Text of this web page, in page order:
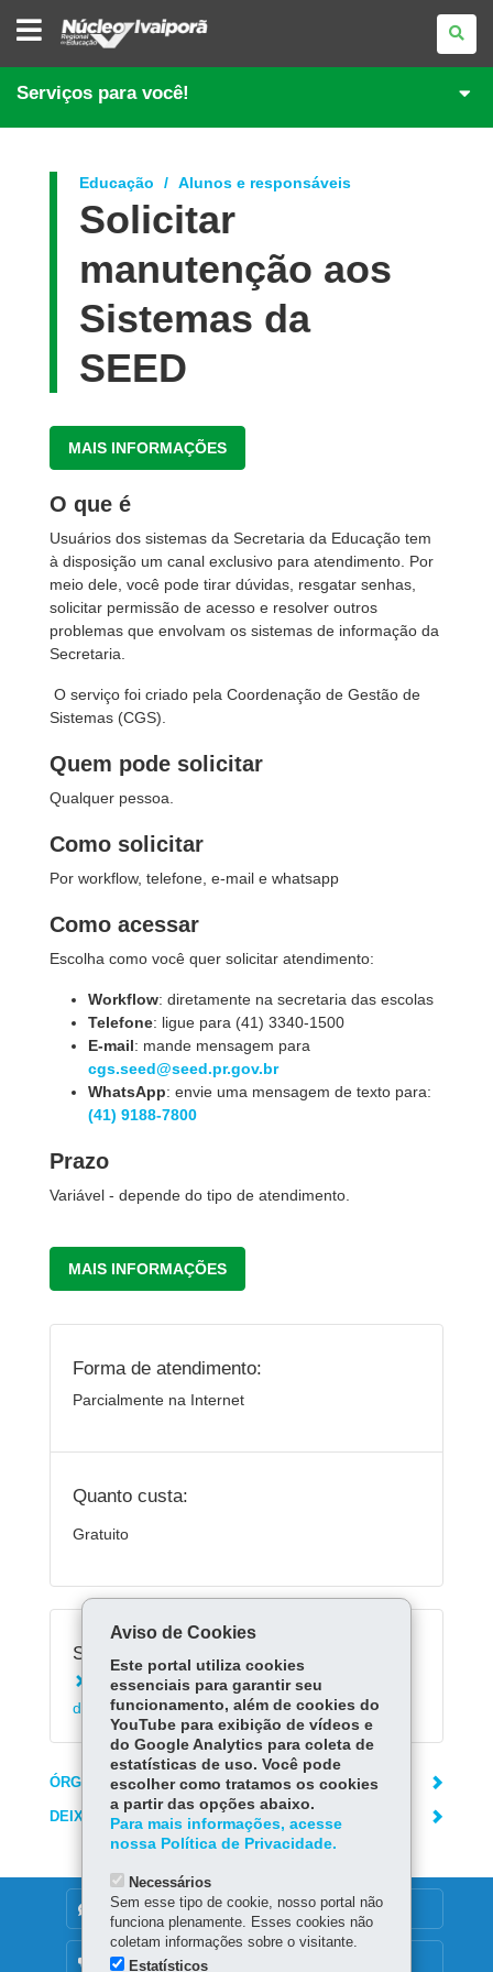
NÚCLEO
REGIONAL
EDUCAÇÃO
DE
IVAIPORÃ
Serviços para você!
Educação Alunos e responsáveis
Solicitar
manutenção aos
Sistemas da
SEED
MAIS INFORMAÇÕES
O que é
Usuários dos sistemas da Secretaria da Educação tem
à disposição um canal exclusivo para atendimento. Por
meio dele, você pode tirar dúvidas, resgatar senhas,
solicitar permissão de acesso e resolver outros
problemas que envolvam os sistemas de informação da
Secretaria.
O serviço foi criado pela Coordenação de Gestão de
Sistemas (CGS).
Quem pode solicitar
Qualquer pessoa.
Como solicitar
Por workflow, telefone, e-mail e whatsapp
Como acessar
Escolha como você quer solicitar atendimento:
Workflow: diretamente na secretaria das escolas
Telefone: ligue para (41) 3340-1500
E-mail: mande mensagem para
cgs.seed@seed.pr.gov.br
WhatsApp: envie uma mensagem de texto para:
(41) 9188-7800
Prazo
Variável - depende do tipo de atendimento.
MAIS INFORMAÇÕES
Forma de atendimento:
Parcialmente na Internet
Quanto custa:
Gratuito
Serviços Relacionados:
Acessar Registro de Classe On-line da Rede
de Ensino (RCO)
ÓRGÃO RESPONSÁVEL
DEIXE SUA OPINIÃO
DENUNCIE CORRUPÇÃO
OUVIDORIA
Aviso de Cookies
Este portal utiliza cookies
essenciais para garantir seu
funcionamento, além de cookies do
YouTube para exibição de vídeos e
do Google Analytics para coleta de
estatísticas de uso. Você pode
escolher como tratamos os cookies
a partir das opções abaixo.
Para mais informações, acesse
nossa Política de Privacidade.
Necessários
Sem esse tipo de cookie, nosso portal não
funciona plenamente. Esses cookies não
coletam informações sobre o visitante.
Estatísticos